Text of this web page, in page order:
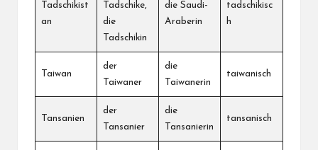
Tadschikist
an
Tadschike,
die
Tadschikin
die Saudi-
Araberin
tadschikisc
h
Taiwan
der
Taiwaner
die
Taiwanerin
taiwanisch
Tansanien
der
Tansanier
die
Tansanierin
tansanisch